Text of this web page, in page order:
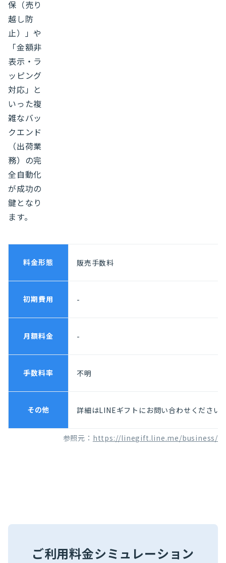
保（売り
越し防
止）」や
「金額非
表示・ラ
ッピング
対応」と
いった複
雑なバッ
クエンド
（出荷業
務）の完
全自動化
が成功の
鍵となり
ます。
料金形態 販売手数料
初期費用 -
月額料金 -
手数料率 不明
その他 詳細はLINEギフトにお問い合わせください
参照元： https://linegift.line.me/business/
ご利用料金シミュレーション